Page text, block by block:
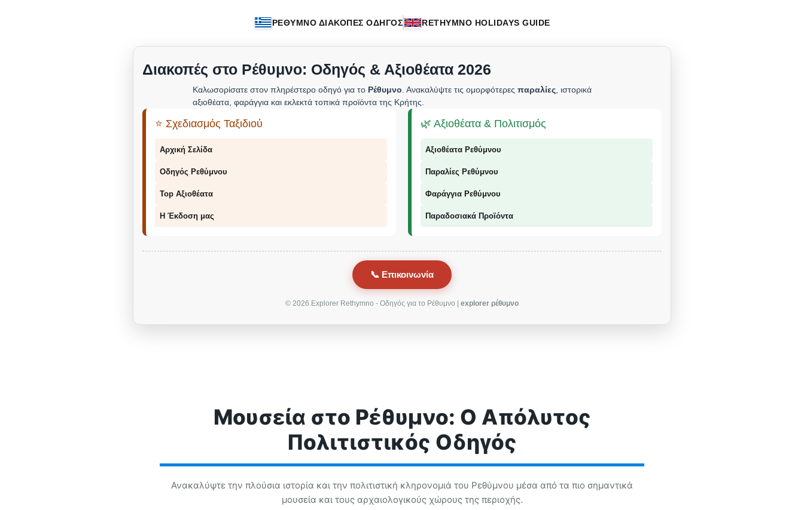
ΡΕΘΥΜΝΟ ΔΙΑΚΟΠΕΣ ΟΔΗΓΟΣ RETHYMNO HOLIDAYS GUIDE
Διακοπές στο Ρέθυμνο: Οδηγός & Αξιοθέατα 2026
Καλωσορίσατε στον πληρέστερο οδηγό για το Ρέθυμνο . Ανακαλύψτε τις ομορφότερες παραλίες , ιστορικά
αξιοθέατα, φαράγγια και εκλεκτά τοπικά προϊόντα της Κρήτης.
⭐ Σχεδιασμός Ταξιδιού
Αρχική Σελίδα
Οδηγός Ρεθύμνου
Top Αξιοθέατα
Η Έκδοση μας
🌿 Αξιοθέατα & Πολιτισμός
Αξιοθέατα Ρεθύμνου
Παραλίες Ρεθύμνου
Φαράγγια Ρεθύμνου
Παραδοσιακά Προϊόντα
📞 Επικοινωνία
© 2026 Explorer Rethymno - Οδηγός για το Ρέθυμνο | explorer ρέθυμνο
Μουσεία στο Ρέθυμνο: Ο Απόλυτος
Πολιτιστικός Οδηγός
Ανακαλύψτε την πλούσια ιστορία και την πολιτιστική κληρονομιά του Ρεθύμνου μέσα από τα πιο σημαντικά
μουσεία και τους αρχαιολογικούς χώρους της περιοχής.